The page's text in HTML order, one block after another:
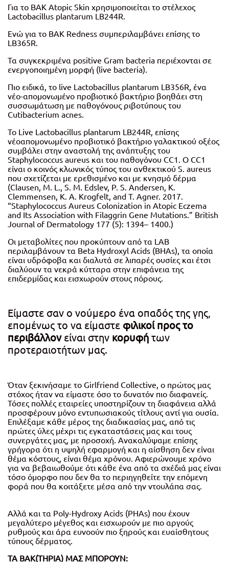
Για το ΒΑΚ Atopic Skin χρησιμοποιείται το στέλεχος
Lactobacillus plantarum LB244R.
Ενώ για το BAK Redness συμπεριλαμβάνει επίσης το
LB365R.
Τα συγκεκριμένα positive Gram bacteria περιέχονται σε
ενεργοποιημένη μορφή (live bacteria).
Πιο ειδικά, το live Lactobacillus plantarum LB356R, ένα
νέο-απομονωμένο προβιοτικό βακτήριο βοηθάει στη
συσσωμάτωση με παθογόνους ριβοτύπους του
Cutibacterium acnes.
Το Live Lactobacillus plantarum LB244R, επίσης
νέοαπομονωμένο προβιοτικό βακτήριο γαλακτικού οξέος
συμβάλει στην αναστολή της ανάπτυξης του
Staphylococcus aureus και του παθογόνου CC1. O CC1
είναι ο κοινός κλωνικός τύπος του ανθεκτικού S. aureus
που σχετίζεται με ερεθισμένο και με κνησμό δέρμα
(Clausen, M. L., S. M. Edslev, P. S. Andersen, K.
Clemmensen, K. A. Krogfelt, and T. Agner. 2017.
“Staphylococcus Aureus Colonization in Atopic Eczema
and Its Association with Filaggrin Gene Mutations.” British
Journal of Dermatology 177 (5): 1394– 1400.)
Οι μεταβολίτες που προκύπτουν από τα LAB
περιλαμβάνουν τα Beta Hydroxyl Acids (BHAs), τα οποία
είναι υδρόφοβα και διαλυτά σε λιπαρές ουσίες και έτσι
διαλύουν τα νεκρά κύτταρα στην επιφάνεια της
επιδερμίδας και εισχωρούν στους πόρους.
Είμαστε σαν ο νούμερο ένα οπαδός της γης,
επομένως το να είμαστε φιλικοί προς το
περιβάλλονείναι στην κορυφή των
προτεραιοτήτων μας.
Όταν ξεκινήσαμε το Girlfriend Collective, ο πρώτος μας
στόχος ήταν να είμαστε όσο το δυνατόν πιο διαφανείς.
Τόσες πολλές εταιρείες υποστηρίζουν τη διαφάνεια αλλά
προσφέρουν μόνο εντυπωσιακούς τίτλους αντί για ουσία.
Επιλέξαμε κάθε μέρος της διαδικασίας μας, από τις
πρώτες ύλες μέχρι τις εγκαταστάσεις μας και τους
συνεργάτες μας, με προσοχή. Ανακαλύψαμε επίσης
γρήγορα ότι η υψηλή εφαρμογή και η αίσθηση δεν είναι
θέμα κόστους, είναι θέμα χρόνου. Αφιερώνουμε χρόνο
για να βεβαιωθούμε ότι κάθε ένα από τα σχέδιά μας είναι
τόσο όμορφο που δεν θα το περιηγηθείτε την επόμενη
φορά που θα κοιτάξετε μέσα από την ντουλάπα σας.
Αλλά και τα Poly-Hydroxy Acids (PHAs) που έχουν
μεγαλύτερο μέγεθος και εισχωρούν με πιο αργούς
ρυθμούς και άρα ευνοούν πιο ξηρούς και ευαίσθητους
τύπους δέρματος.
ΤΑ ΒΑΚ(ΤΗΡΙΑ) ΜΑΣ ΜΠΟΡΟΥΝ: